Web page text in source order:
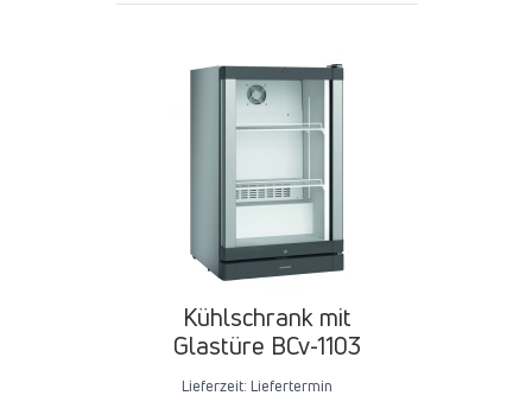
Kühlschrank mit
Glastüre BCv-1103
Lieferzeit: Liefertermin